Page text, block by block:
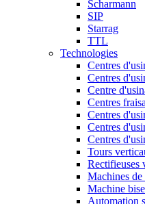
Scharmann
SIP
Starrag
TTL
Technologies
Centres
Centres
Centre
Centres
Centres
Centres
Centres
Tours
Rectifieuses
Machines de
Machine
Automation